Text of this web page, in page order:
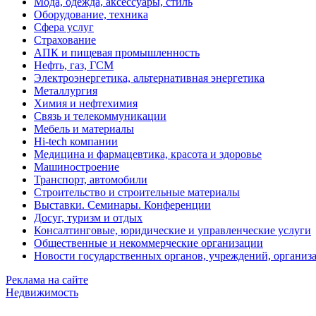
Оборудование, техника
Сфера услуг
Страхование
АПК и пищевая промышленность
Нефть, газ, ГСМ
Электроэнергетика, альтернативная энергетика
Металлургия
Химия и нефтехимия
Связь и телекоммуникации
Мебель и материалы
Hi-tech компании
Медицина и фармацевтика, красота и здоровье
Машиностроение
Транспорт, автомобили
Строительство и строительные материалы
Выставки. Семинары. Конференции
Досуг, туризм и отдых
Консалтинговые, юридические и управленческие услуги
Общественные и некоммерческие организации
Новости государственных органов, учреждений,
Реклама на сайте
Недвижимость